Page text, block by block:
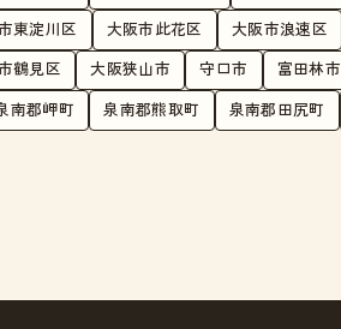
東淀川区 大阪市此花区 大阪市浪速区
鶴見区 大阪狭山市 守口市 富田林市
南郡岬町 泉南郡熊取町 泉南郡田尻町